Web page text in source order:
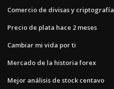
Comercio de divisas y criptografía
Precio de plata hace 2 meses
Cambiar mi vida por ti
Mercado de la historia forex
Mejor análisis de stock centavo